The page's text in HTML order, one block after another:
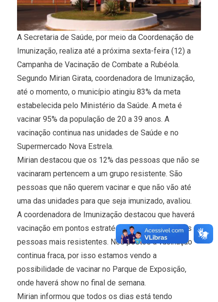
A Secretaria de Saúde, por meio da Coordenação de
Imunização, realiza até a próxima sexta-feira (12) a
Campanha de Vacinação de Combate a Rubéola.
Segundo Mirian Girata, coordenadora de Imunização,
até o momento, o município atingiu 83% da meta
estabelecida pelo Ministério da Saúde. A meta é
vacinar 95% da população de 20 a 39 anos. A
vacinação continua nas unidades de Saúde e no
Supermercado Nova Estrela.
Mirian destacou que os 12% das pessoas que não se
vacinaram pertencem a um grupo resistente. São
pessoas que não querem vacinar e que não vão até
uma das unidades para que seja imunizado, avaliou.
A coordenadora de Imunização destacou que haverá
vacinação em pontos estratégicos para imunizar as
pessoas mais resistentes. Nos postos a vacinação
continua fraca, por isso estamos vendo a
possibilidade de vacinar no Parque de Exposição,
onde haverá show no final de semana.
Mirian informou que todos os dias está tendo